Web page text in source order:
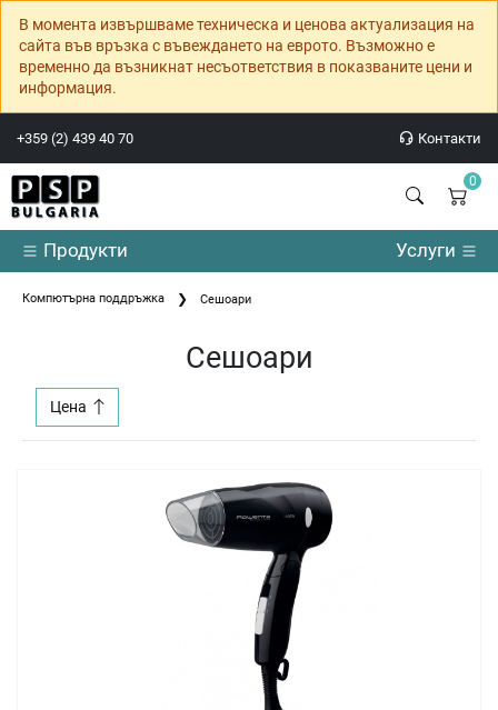
В момента извършваме техническа и ценова актуализация на
сайта във връзка с въвеждането на еврото. Възможно е
временно да възникнат несъответствия в показваните цени и
информация.
+359 (2) 439 40 70 Контакти
0
Продукти Услуги
Компютърна поддръжка Сешоари
Сешоари
Цена